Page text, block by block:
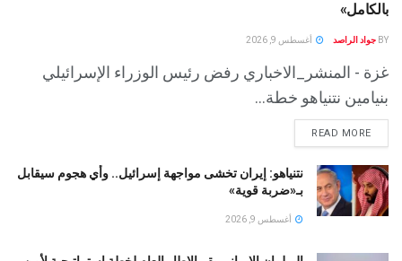
بالكامل»
BY جواد الراصد أغسطس 9, 2026
غزة - المنشر_الاخباري رفض رئيس الوزراء الإسرائيلي
بنيامين نتنياهو خطة...
READ MORE
نتنياهو: إيران تخشى مواجهة إسرائيل.. وأي هجوم سيقابل
بـ«ضربة قوية»
أغسطس 9, 2026